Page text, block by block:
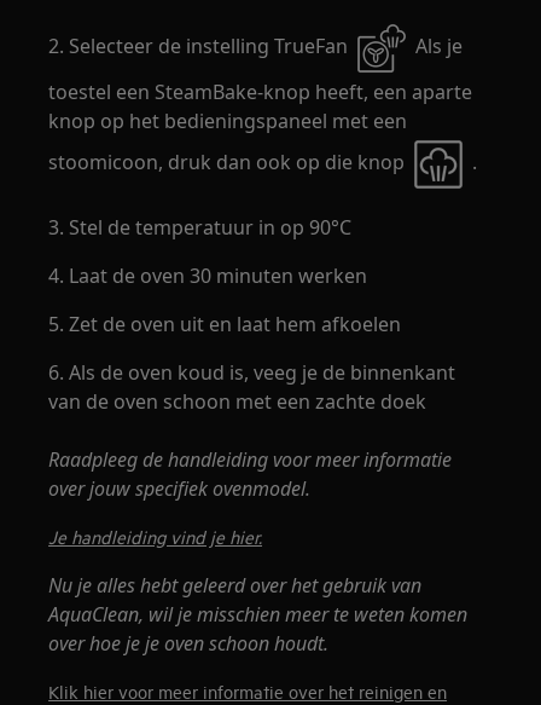
2. Selecteer de instelling TrueFan
Als je
toestel een SteamBake-knop heeft, een aparte
knop op het bedieningspaneel met een
stoomicoon, druk dan ook op die knop
.
3. Stel de temperatuur in op 90°C
4. Laat de oven 30 minuten werken
5. Zet de oven uit en laat hem afkoelen
6. Als de oven koud is, veeg je de binnenkant
van de oven schoon met een zachte doek
Raadpleeg de handleiding voor meer informatie
over jouw specifiek ovenmodel.
Je handleiding vind je hier.
Nu je alles hebt geleerd over het gebruik van
AquaClean, wil je misschien meer te weten komen
over hoe je je oven schoon houdt.
Klik hier voor meer informatie over het reinigen en